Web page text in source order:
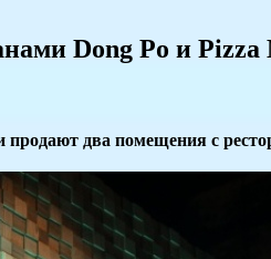
Dong Po и
продают два помещения с